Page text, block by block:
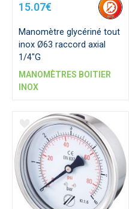
15.07€
Manomètre glycériné tout
inox Ø63 raccord axial
1/4"G
MANOMÈTRES BOITIER
INOX